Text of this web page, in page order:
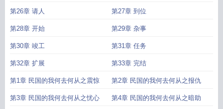
第26章 请人 第27章 到位
第28章 开始 第29章 杂事
第30章 竣工 第31章 任务
第32章 扩展 第33章 完结
第1章 民国的我何去何从之震惊 第2章 民国的我何去何从之报仇
第3章 民国的我何去何从之忧心 第4章 民国的我何去何从之暗助